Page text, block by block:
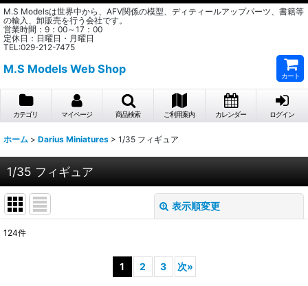
M.S Modelsは世界中から、AFV関係の模型、ディティールアップパーツ、書籍等
の輸入、卸販売を行う会社です。
営業時間：9：00～17：00
定休日：日曜日・月曜日
TEL:029-212-7475
M.S Models Web Shop
カート
カテゴリ マイページ 商品検索 ご利用案内 カレンダー ログイン
ホーム > Darius Miniatures > 1/35 フィギュア
1/35 フィギュア
表示順変更
124件
1 2 3 次»